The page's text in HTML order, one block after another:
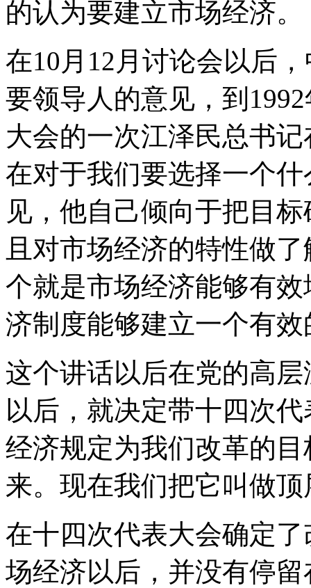
的认为要建立市场经济。
在10月12月讨论会以后
要领导人的意见，到
大会的一次江泽民总书
在对于我们要选择一个
见，他自己倾向于把目
且对市场经济的特性做
个就是市场经济能够有
济制度能够建立一个有
这个讲话以后在党的高
以后，就决定带十四次
经济规定为我们改革的
来。现在我们把它叫做
在十四次代表大会确定
场经济以后，并没有停